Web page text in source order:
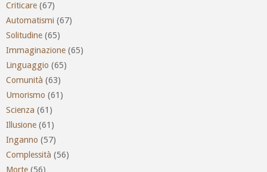
Criticare (67)
Automatismi (67)
Solitudine (65)
Immaginazione (65)
Linguaggio (65)
Comunità (63)
Umorismo (61)
Scienza (61)
Illusione (61)
Inganno (57)
Complessità (56)
Morte (56)